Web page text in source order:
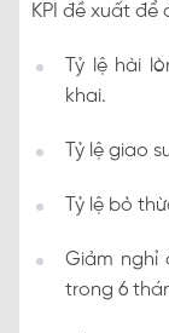
KPI đề xuất để
Tỷ lệ hài
khai.
Tỷ lệ giao
Tỷ lệ bỏ
Giảm nghỉ
trong 6